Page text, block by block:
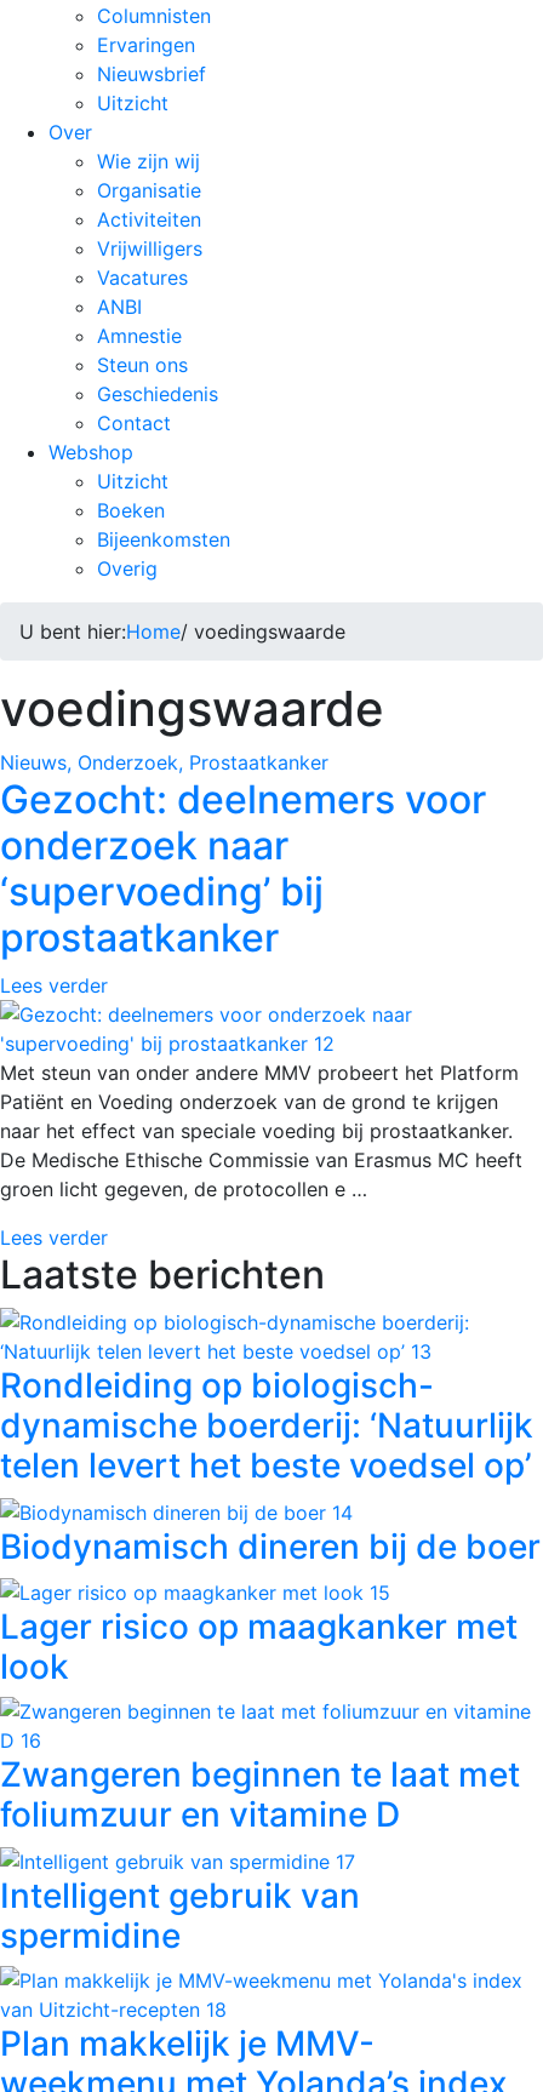
Columnisten
Ervaringen
Nieuwsbrief
Uitzicht
Over
Wie zijn wij
Organisatie
Activiteiten
Vrijwilligers
Vacatures
ANBI
Amnestie
Steun ons
Geschiedenis
Contact
Webshop
Uitzicht
Boeken
Bijeenkomsten
Overig
U bent hier:Home/ voedingswaarde
voedingswaarde
Nieuws, Onderzoek, Prostaatkanker
Gezocht: deelnemers voor
onderzoek naar
‘supervoeding’ bij
prostaatkanker
Lees verder
Met steun van onder andere MMV probeert het Platform
Patiënt en Voeding onderzoek van de grond te krijgen
naar het effect van speciale voeding bij prostaatkanker.
De Medische Ethische Commissie van Erasmus MC heeft
groen licht gegeven, de protocollen e …
Lees verder
Laatste berichten
Rondleiding op biologisch-
dynamische boerderij: ‘Natuurlijk
telen levert het beste voedsel op’
Biodynamisch dineren bij de boer
Lager risico op maagkanker met
look
Zwangeren beginnen te laat met
foliumzuur en vitamine D
Intelligent gebruik van
spermidine
Plan makkelijk je MMV-
weekmenu met Yolanda’s index